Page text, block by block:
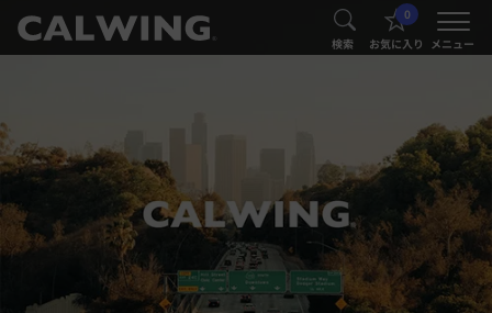
® 検索
0
お気に入り メニュー
®